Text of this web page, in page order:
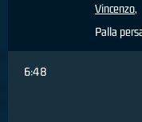
Vincenzo,
Palla
6:48